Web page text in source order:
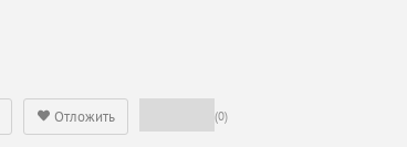
(0)
Отложить